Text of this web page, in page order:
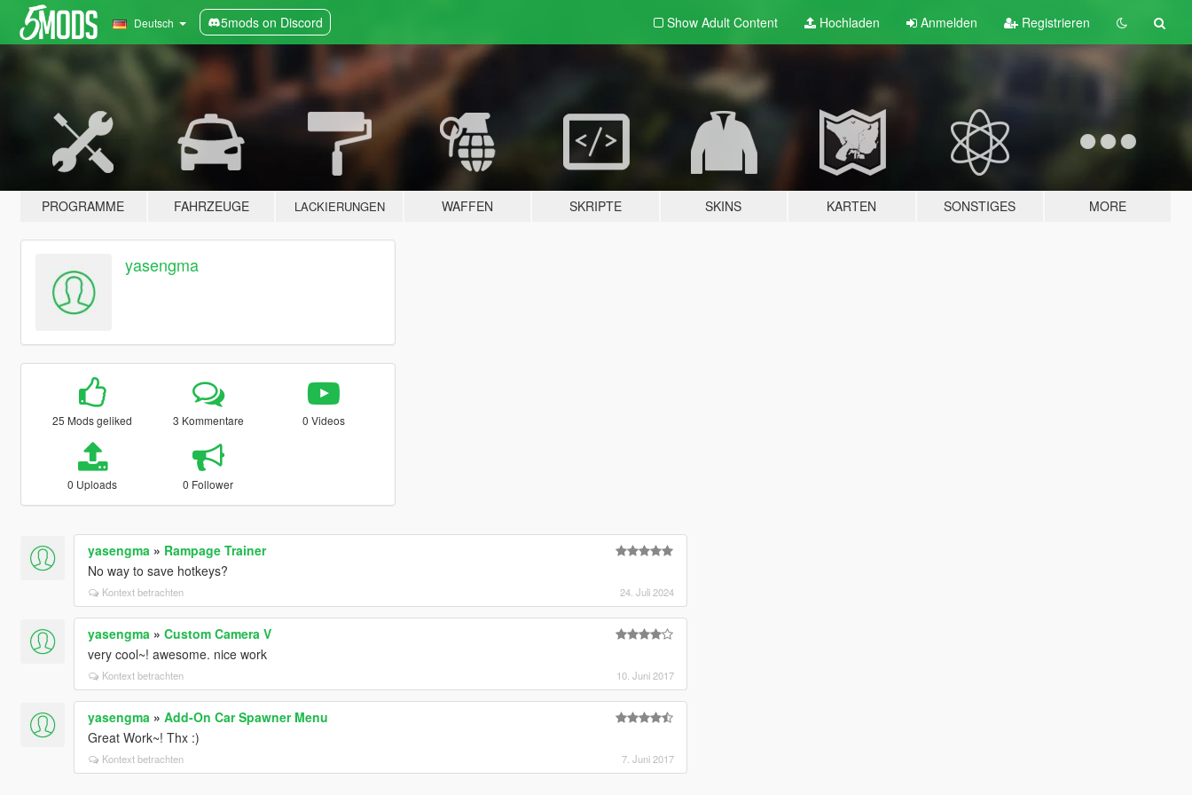
Deutsch 5mods on Discord Show Adult Content Hochladen Anmelden Registrieren
PROGRAMME FAHRZEUGE LACKIERUNGEN WAFFEN SKRIPTE SKINS KARTEN SONSTIGES MORE
yasengma
25 Mods geliked 3 Kommentare 0 Videos
0 Uploads 0 Follower
yasengma » Rampage Trainer
No way to save hotkeys?
Kontext betrachten 24. Juli 2024
yasengma » Custom Camera V
very cool~! awesome. nice work
Kontext betrachten 10. Juni 2017
yasengma » Add-On Car Spawner Menu
Great Work~! Thx :)
Kontext betrachten 7. Juni 2017